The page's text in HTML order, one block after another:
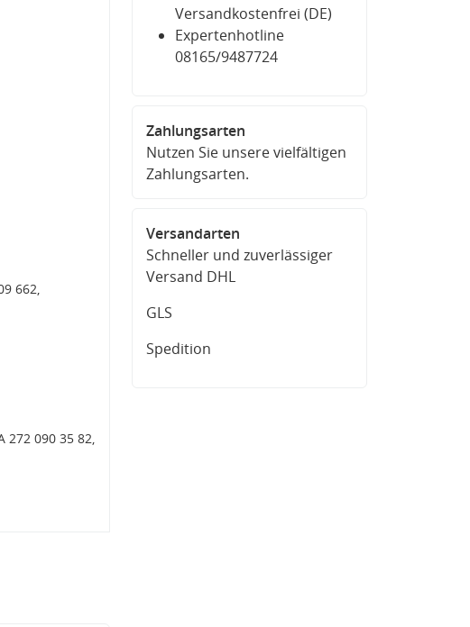
662,
272 090 35 82,
Versandkostenfrei (DE)
Expertenhotline
08165/9487724
Zahlungsarten
Nutzen Sie unsere vielfältigen
Zahlungsarten.
Versandarten
Schneller und zuverlässiger
Versand DHL
GLS
Spedition